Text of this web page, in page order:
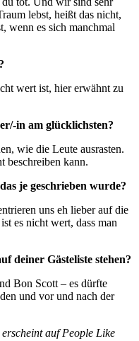
lebst, heißt das nicht,
wenn es sich manchmal
wert ist, hier erwähnt zu
in am glücklichsten?
wie die Leute ausrasten.
beschreiben kann.
je geschrieben wurde?
uns eh lieber auf die
es nicht wert, dass man
deiner Gästeliste stehen?
Bon Scott – es dürfte
und vor und nach der
erscheint auf People Like